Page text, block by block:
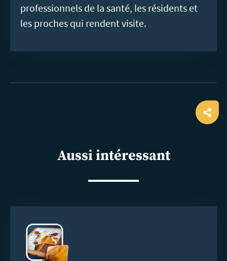
professionnels de la santé, les résidents et
les proches qui rendent visite.
Aussi intéressant
savoir